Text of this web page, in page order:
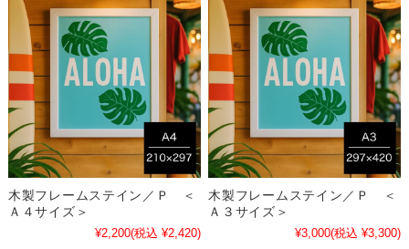
木製フレームステイン／Ｐ ＜
Ａ４サイズ＞
¥2,200(税込 ¥2,420)
木製フレームステイン／Ｐ ＜
Ａ３サイズ＞
¥3,000(税込 ¥3,300)